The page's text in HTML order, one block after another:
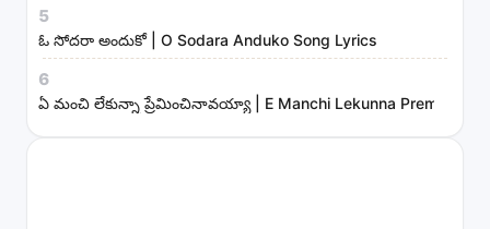
s
5
ఓ సోదరా అందుకో | O Sodara Anduko Song Lyrics
6
ఏ మంచి లేకున్నా ప్రేమించినావయ్యా | E Manchi Lekunna